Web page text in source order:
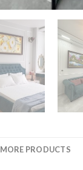
MORE PRODUCTS